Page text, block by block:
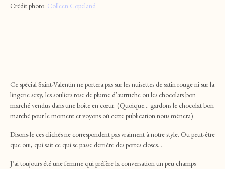
Crédit photo: Colleen Copeland
Ce spécial Saint-Valentin ne portera pas sur les nuisettes de satin rouge ni sur la
lingerie sexy, les souliers rose de plume d’autruche ou les chocolats bon
marché vendus dans une boîte en cœur. (Quoique… gardons le chocolat bon
marché pour le moment et voyons où cette publication nous mènera).
Disons-le ces clichés ne correspondent pas vraiment à notre style. Ou peut-être
que oui, qui sait ce qui se passe derrière des portes closes…
J’ai toujours été une femme qui préfère la conversation un peu champs